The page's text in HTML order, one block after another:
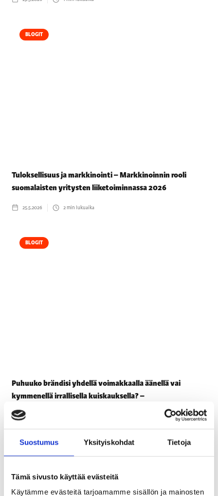
Suostumus Yksityiskohdat Tietoja
Tämä sivusto käyttää evästeitä
Käytämme evästeitä tarjoamamme sisällön ja mainosten
BLOGIT
Tuloksellisuus ja markkinointi – Markkinoinnin rooli
suomalaisten yritysten liiketoiminnassa 2026
25.5.2026 2min lukuaika
BLOGIT
Puhuuko brändisi yhdellä voimakkaalla äänellä vai
kymmenellä irrallisella kuiskauksella? –
Videomarkkinoinnin selviytymisopas trendiviidakkoon
19.5.2026 2min lukuaika